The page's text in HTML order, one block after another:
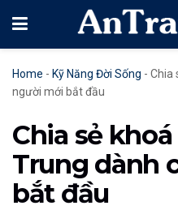
Home - Kỹ Năng Đời Sống - Chia
người mới bắt đầu
Chia sẻ
Trung dành
bắt đầu